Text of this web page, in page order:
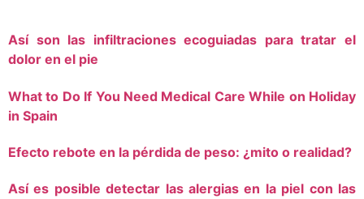
Así son las infiltraciones ecoguiadas para tratar el
dolor en el pie
What to Do If You Need Medical Care While on Holiday
in Spain
Efecto rebote en la pérdida de peso: ¿mito o realidad?
Así es posible detectar las alergias en la piel con las